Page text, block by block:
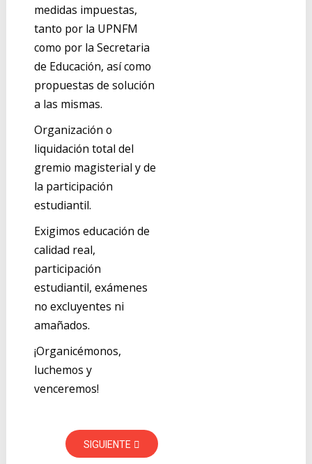
medidas impuestas,
tanto por la UPNFM
como por la Secretaria
de Educación, así como
propuestas de solución
a las mismas.
Organización o
liquidación total del
gremio magisterial y de
la participación
estudiantil.
Exigimos educación de
calidad real,
participación
estudiantil, exámenes
no excluyentes ni
amañados.
¡Organicémonos,
luchemos y
venceremos!
SIGUIENTE